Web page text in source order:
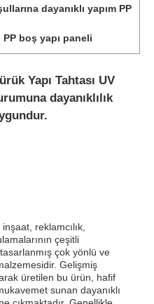
dayanıklı yapım PP
PP boş yapı paneli
Yapı Tahtası UV
dayanıklılık
reklamcılık,
çeşitli
çok yönlü ve
Gelişmiş
üretilen bu ürün, hafif
sunan dayanıklı